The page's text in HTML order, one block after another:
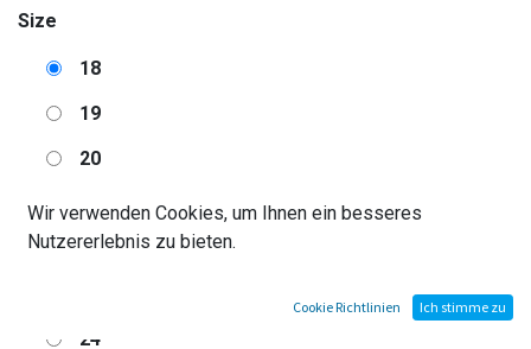
Size
18
19
20
22
24
Wir verwenden Cookies, um Ihnen ein besseres
Nutzererlebnis zu bieten.
Cookie Richtlinien Ich stimme zu